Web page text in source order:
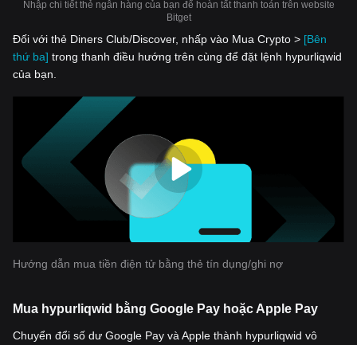
Nhập chi tiết thẻ ngân hàng của bạn để hoàn tất thanh toán trên website
Bitget
Đối với thẻ Diners Club/Discover, nhấp vào Mua Crypto > [Bên
thứ ba] trong thanh điều hướng trên cùng để đặt lệnh hypurliqwid
của bạn.
Hướng dẫn mua tiền điện tử bằng thẻ tín dụng/ghi nợ
Mua hypurliqwid bằng Google Pay hoặc Apple Pay
Chuyển đổi số dư Google Pay và Apple thành hypurliqwid vô